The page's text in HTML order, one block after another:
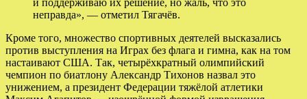
неправда», — отметил Тягачёв.
Кроме того, множество спортивных деятелей высказались
против выступления на Играх без флага и гимна, как на том
настаивают США. Так, четырёхкратный олимпийский
чемпион по биатлону Александр Тихонов назвал это
унижением, а президент Федерации тяжёлой атлетики